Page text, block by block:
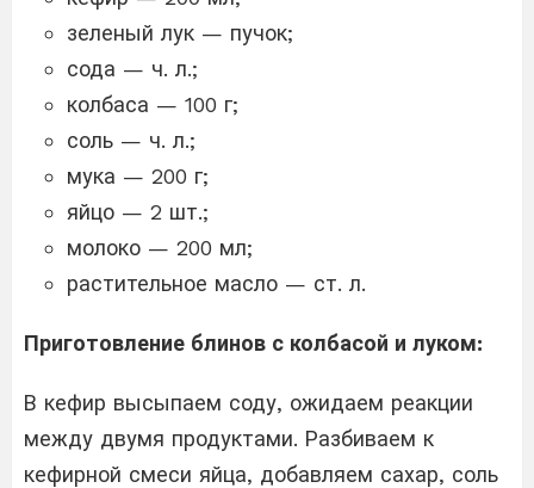
зеленый лук — пучок;
сода — ч. л.;
колбаса — 100 г;
соль — ч. л.;
мука — 200 г;
яйцо — 2 шт.;
молоко — 200 мл;
растительное масло — ст. л.
Приготовление блинов с колбасой и луком:
В кефир высыпаем соду, ожидаем реакции
между двумя продуктами. Разбиваем к
кефирной смеси яйца, добавляем сахар, соль